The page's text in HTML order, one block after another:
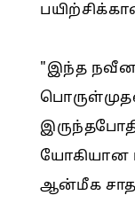
"இந்த நவீன
ஆன்மீக